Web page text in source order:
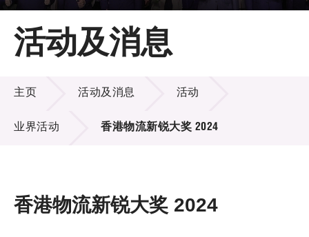
主页
关于LSCM
技术商品化
项目及资助计划
活动及消息
活动及消息
活动及消息
主页 活动及消息 活动
业界活动 香港物流新锐大奖 2024
香港物流新锐大奖 2024